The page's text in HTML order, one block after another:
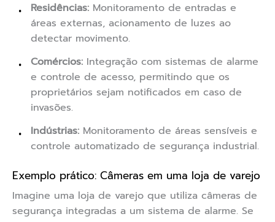
Residências: Monitoramento de entradas e
áreas externas, acionamento de luzes ao
detectar movimento.
Comércios: Integração com sistemas de alarme
e controle de acesso, permitindo que os
proprietários sejam notificados em caso de
invasões.
Indústrias: Monitoramento de áreas sensíveis e
controle automatizado de segurança industrial.
Exemplo prático: Câmeras em uma loja de varejo
Imagine uma loja de varejo que utiliza câmeras de
segurança integradas a um sistema de alarme. Se